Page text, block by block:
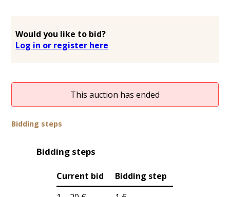
Would you like to bid?
Log in or register here
This auction has ended
Bidding steps
Bidding steps
Current bid
Bidding step